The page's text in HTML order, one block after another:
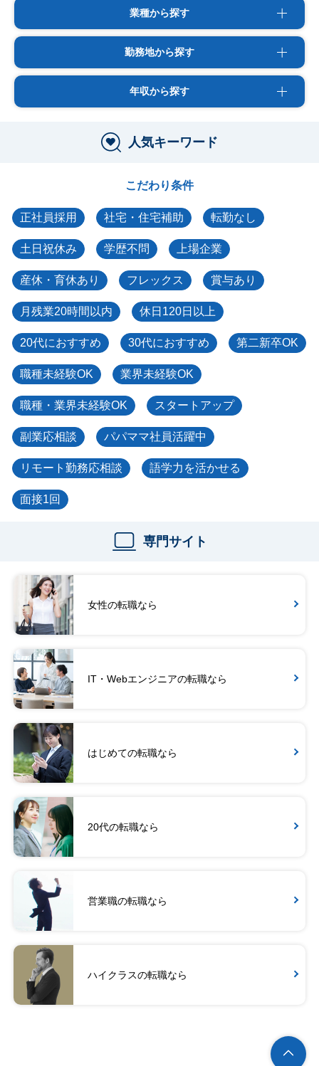
業種から探す
勤務地から探す
年収から探す
人気キーワード
こだわり条件
正社員採用 社宅・住宅補助 転勤なし
土日祝休み 学歴不問 上場企業
産休・育休あり フレックス 賞与あり
月残業20時間以内 休日120日以上
20代におすすめ 30代におすすめ 第二新卒OK
職種未経験OK 業界未経験OK
職種・業界未経験OK スタートアップ
副業応相談 パパママ社員活躍中
リモート勤務応相談 語学力を活かせる
面接1回
専門サイト
女性の転職なら
IT・Webエンジニアの転職なら
はじめての転職なら
20代の転職なら
営業職の転職なら
ハイクラスの転職なら